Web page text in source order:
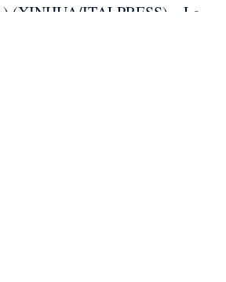
(XINHUA/ITALPRESS) – La